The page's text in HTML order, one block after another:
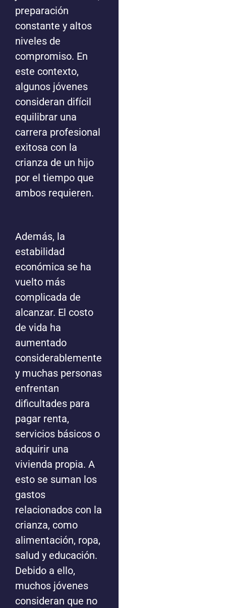
preparación
constante y altos
niveles de
compromiso. En
este contexto,
algunos jóvenes
consideran difícil
equilibrar una
carrera profesional
exitosa con la
crianza de un hijo
por el tiempo que
ambos requieren.
Además, la
estabilidad
económica se ha
vuelto más
complicada de
alcanzar. El costo
de vida ha
aumentado
considerablemente
y muchas personas
enfrentan
dificultades para
pagar renta,
servicios básicos o
adquirir una
vivienda propia. A
esto se suman los
gastos
relacionados con la
crianza, como
alimentación, ropa,
salud y educación.
Debido a ello,
muchos jóvenes
consideran que no